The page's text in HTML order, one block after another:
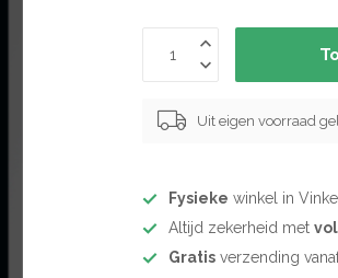
Uit eigen voorraad
Fysieke winkel in
Altijd zekerheid met
Gratis verzending